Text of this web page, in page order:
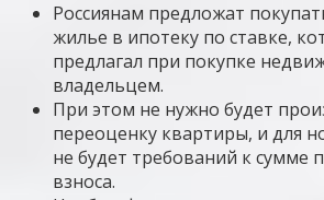
Россиянам предложат
жилье в ипотеку по ставке,
предлагал при покупке
владельцем.
При этом не нужно будет
переоценку квартиры, и для
не будет требований к сумме
взноса.